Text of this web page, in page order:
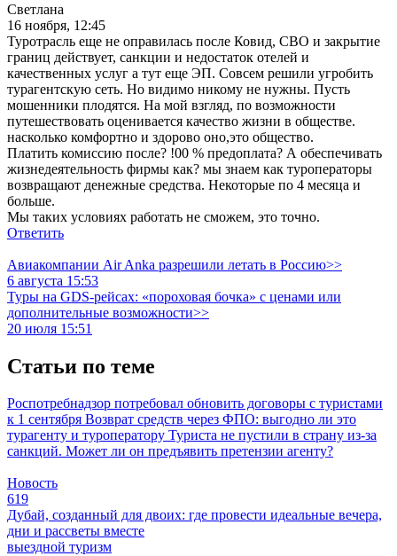
Светлана
16 ноября, 12:45
Туротрасль еще не оправилась после Ковид, СВО и закрытие
границ действует, санкции и недостаток отелей и
качественных услуг а тут еще ЭП. Совсем решили угробить
турагентскую сеть. Но видимо никому не нужны. Пусть
мошенники плодятся. На мой взгляд, по возможности
путешествовать оценивается качество жизни в обществе.
насколько комфортно и здорово оно,это общество.
Платить комиссию после? !00 % предоплата? А обеспечивать
жизнедеятельность фирмы как? мы знаем как туроператоры
возвращают денежные средства. Некоторые по 4 месяца и
больше.
Мы таких условиях работать не сможем, это точно.
Ответить
Авиакомпании Air Anka разрешили летать в Россию>>
6 августа 15:53
Туры на GDS-рейсах: «пороховая бочка» с ценами или
дополнительные возможности>>
20 июля 15:51
Статьи по теме
Роспотребнадзор потребовал обновить договоры с туристами
к 1 сентября Возврат средств через ФПО: выгодно ли это
турагенту и туроператору Туриста не пустили в страну из-за
санкций. Может ли он предъявить претензии агенту?
Новость
619
Дубай, созданный для двоих: где провести идеальные вечера,
дни и рассветы вместе
выездной туризм